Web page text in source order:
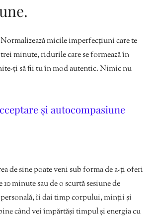
micile imperfecțiuni care te
minute, ridurile care se formează în
ți să fii tu în mod autentic. Nimic nu
și autocompasiune
de sine poate veni sub forma de a-ți oferi
minute sau de o scurtă sesiune de
îi dai timp corpului, minții și
când vei împărtăși timpul și energia cu